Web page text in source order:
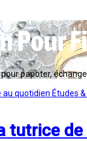
papoter,
au quotidien Études
tutrice